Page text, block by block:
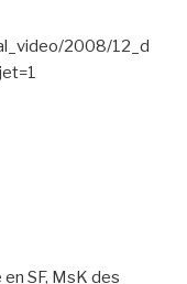
2008/12_d
SF, MsK des